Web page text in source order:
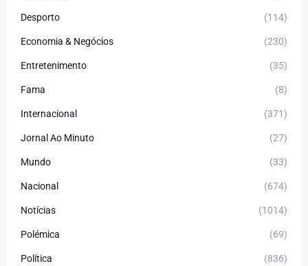
Desporto (114)
Economia & Negócios (230)
Entretenimento (35)
Fama (8)
Internacional (371)
Jornal Ao Minuto (27)
Mundo (33)
Nacional (674)
Notícias (1014)
Polémica (69)
Política (836)